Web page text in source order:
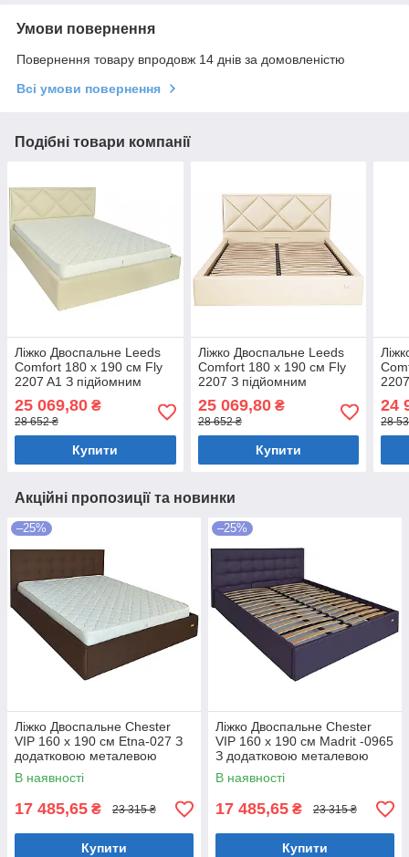
Умови повернення
Повернення товару впродовж 14 днів за домовленістю
Всі умови повернення
Подібні товари компанії
Ліжко Двоспальне Leeds
Comfort 180 х 190 см Fly
2207 A1 З підйомним
механізмом та нішою для
білизни Бежевий
25 069,80 ₴
28 652 ₴
Купити
Ліжко Двоспальне Leeds
Comfort 180 х 190 см Fly
2207 З підйомним
механізмом та нішою для
білизни Бежевий
25 069,80₴
28 652 ₴
Купити
24
28
Акційні пропозиції та новинки
–25%
Ліжко Двоспальне Chester
VIP 160 х 190 см Etna-027 З
додатковою металевою
цільнозварною рамою
Коричневий
В наявності
17 485,65 ₴ 23 315 ₴
Купити
–25%
Ліжко Двоспальне Chester
VIP 160 х 190 см Madrit -0965
З додатковою металевою
цільнозварною рамою
Фіолетовий
В наявності
17 485,65 ₴ 23 315 ₴
Купити